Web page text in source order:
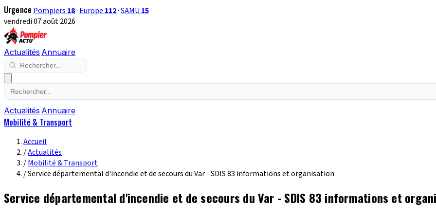
Urgence Pompiers 18· Europe 112·SAMU 15
vendredi 07 août 2026
Actualités Annuaire
Actualités Annuaire
Mobilité & Transport
Accueil
/Actualités
/Mobilité & Transport
/Service départemental d'incendie et de secours du Var - SDIS 83 informations et organisation
Service départemental d'incendie et de secours du Var - SDIS 83 informations et